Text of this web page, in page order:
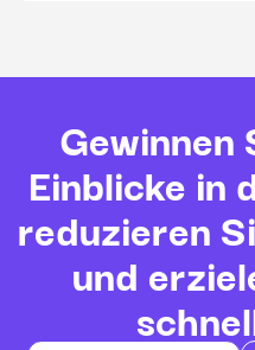
Gewinnen
Einblicke in
reduzieren
und